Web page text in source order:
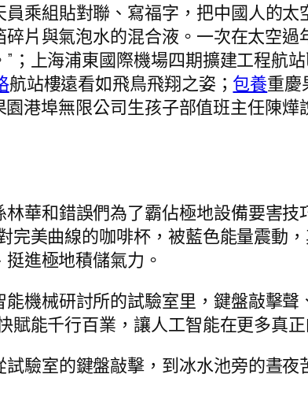
乘組貼對聯、寫福字，把中國人的
片與氣泡水的混合液。一次在太空
；上海浦東國際機場四期擴建工程航
航站樓遠看如飛鳥飛翔之姿； 包養重慶
港埠無限公司生孩子部值班主任陳燁
華和錯誤們為了霸佔極地設備要害
完美曲線的咖啡杯，被藍色能量震動
進極地積儲氣力。
機械研討所的試驗室里，鍵盤敲擊聲
能千行百業，讓人工智能在更多真
驗室的鍵盤敲擊，到冰水池旁的晝